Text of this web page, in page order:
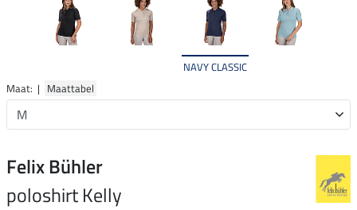
NAVY CLASSIC
Maat: | Maattabel
Felix Bühler
poloshirt Kelly